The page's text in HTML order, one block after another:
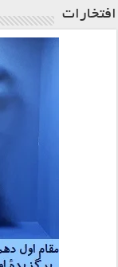
افتخارات